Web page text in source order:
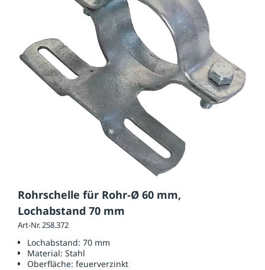
Rohrschelle für Rohr-Ø 60 mm,
Lochabstand 70 mm
Art-Nr. 258.372
Lochabstand: 70 mm
Material: Stahl
Oberfläche: feuerverzinkt